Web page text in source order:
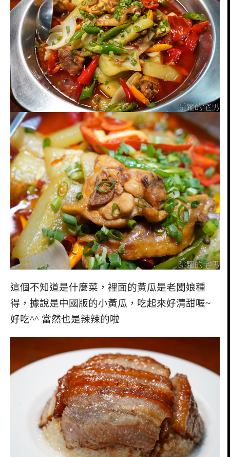
這個不知道是什麼菜，裡面的黃瓜是老闆娘種
得，據說是中國版的小黃瓜，吃起來好清甜喔~
好吃^^ 當然也是辣辣的啦